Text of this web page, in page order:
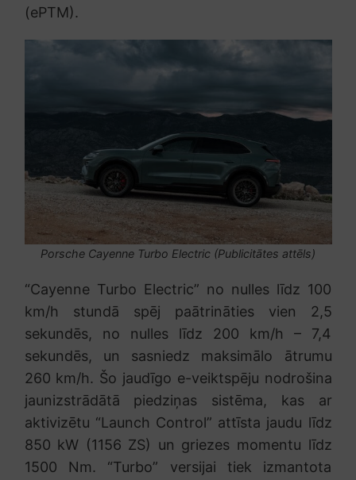
(ePTM).
Porsche Cayenne Turbo Electric (Publicitātes attēls)
“Cayenne Turbo Electric” no nulles līdz 100
km/h stundā spēj paātrināties vien 2,5
sekundēs, no nulles līdz 200 km/h – 7,4
sekundēs, un sasniedz maksimālo ātrumu
260 km/h. Šo jaudīgo e-veiktspēju nodrošina
jaunizstrādātā piedziņas sistēma, kas ar
aktivizētu “Launch Control” attīsta jaudu līdz
850 kW (1156 ZS) un griezes momentu līdz
1500 Nm. “Turbo” versijai tiek izmantota